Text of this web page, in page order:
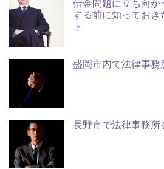
借金問題に立ち向か
する前に知っておき
ト
盛岡市内で法律事務
長野市で法律事務所